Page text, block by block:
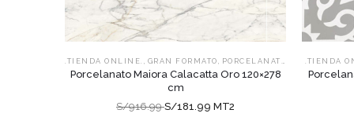
.TIENDA ONLINE. , GRAN FORMATO , PORCELANATOS TIPO
Porcelanato Maiora Calacatta Oro 120×278
cm
S/916.99S/181.99 MT2
.TIENDA